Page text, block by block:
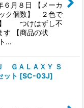
月８日 【メーカ
ク個数】 ２色で
】 つけはずし不
す 【商品の状
…
ＧＡＬＡＸＹ Ｓ
ト [SC-03J]